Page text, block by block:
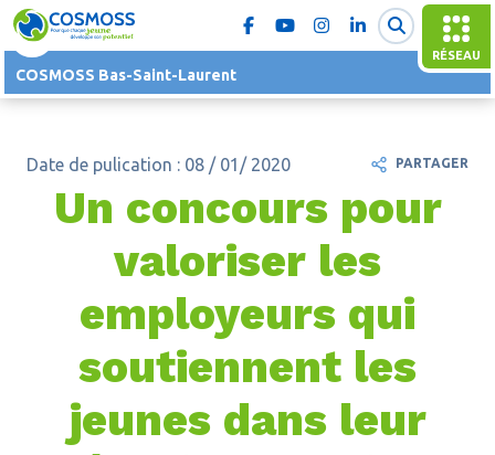
RÉSEAU
COSMOSS Bas-Saint-Laurent
Date de pulication : 08 / 01/ 2020
Un concours pour
valoriser les
employeurs qui
soutiennent les
jeunes dans leur
PARTAGER